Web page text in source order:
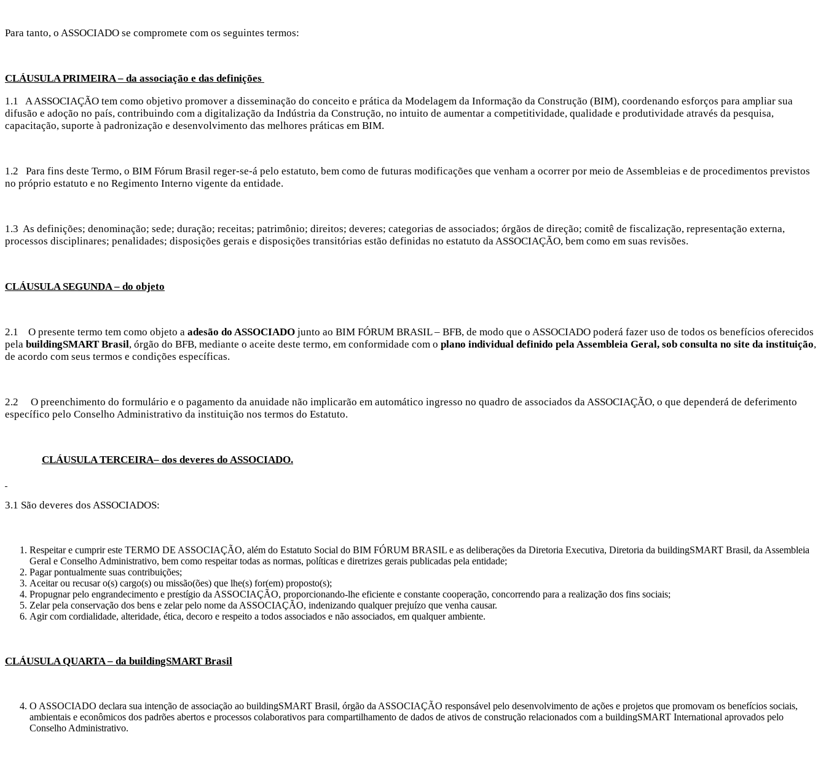
Para tanto, o ASSOCIADO se compromete com os seguintes termos:
CLÁUSULA PRIMEIRA – da associação e das definições
1.1 A ASSOCIAÇÃO tem como objetivo promover a disseminação do conceito e prática da Modelagem da Informação da Construção (BIM), coordenando esforços para ampliar sua
difusão e adoção no país, contribuindo com a digitalização da Indústria da Construção, no intuito de aumentar a competitividade, qualidade e produtividade através da pesquisa,
capacitação, suporte à padronização e desenvolvimento das melhores práticas em BIM.
1.2 Para fins deste Termo, o BIM Fórum Brasil reger-se-á pelo estatuto, bem como de futuras modificações que venham a ocorrer por meio de Assembleias e de procedimentos previstos
no próprio estatuto e no Regimento Interno vigente da entidade.
1.3 As definições; denominação; sede; duração; receitas; patrimônio; direitos; deveres; categorias de associados; órgãos de direção; comitê de fiscalização, representação externa,
processos disciplinares; penalidades; disposições gerais e disposições transitórias estão definidas no estatuto da ASSOCIAÇÃO, bem como em suas revisões.
CLÁUSULA SEGUNDA – do objeto
2.1 O presente termo tem como objeto a adesão do ASSOCIADO junto ao BIM FÓRUM BRASIL – BFB, de modo que o ASSOCIADO poderá fazer uso de todos os benefícios oferecidos
pela buildingSMART Brasil, órgão do BFB, mediante o aceite deste termo, em conformidade com o plano individual definido pela Assembleia Geral, sob consulta no site da instituição,
de acordo com seus termos e condições específicas.
2.2 O preenchimento do formulário e o pagamento da anuidade não implicarão em automático ingresso no quadro de associados da ASSOCIAÇÃO, o que dependerá de deferimento
específico pelo Conselho Administrativo da instituição nos termos do Estatuto.
CLÁUSULA TERCEIRA– dos deveres do ASSOCIADO.
3.1 São deveres dos ASSOCIADOS:
Respeitar e cumprir este TERMO DE ASSOCIAÇÃO, além do Estatuto Social do BIM FÓRUM BRASIL e as deliberações da Diretoria Executiva, Diretoria da buildingSMART Brasil, da Assembleia
Geral e Conselho Administrativo, bem como respeitar todas as normas, políticas e diretrizes gerais publicadas pela entidade;
Pagar pontualmente suas contribuições;
Aceitar ou recusar o(s) cargo(s) ou missão(ões) que lhe(s) for(em) proposto(s);
Propugnar pelo engrandecimento e prestígio da ASSOCIAÇÃO, proporcionando-lhe eficiente e constante cooperação, concorrendo para a realização dos fins sociais;
Zelar pela conservação dos bens e zelar pelo nome da ASSOCIAÇÃO, indenizando qualquer prejuízo que venha causar.
Agir com cordialidade, alteridade, ética, decoro e respeito a todos associados e não associados, em qualquer ambiente.
CLÁUSULA QUARTA – da buildingSMART Brasil
O ASSOCIADO declara sua intenção de associação ao buildingSMART Brasil, órgão da ASSOCIAÇÃO responsável pelo desenvolvimento de ações e projetos que promovam os benefícios sociais,
ambientais e econômicos dos padrões abertos e processos colaborativos para compartilhamento de dados de ativos de construção relacionados com a buildingSMART International aprovados pelo
Conselho Administrativo.